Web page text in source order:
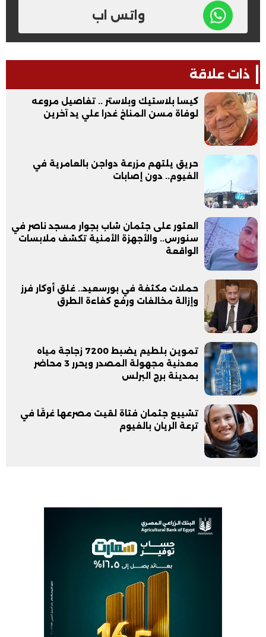
واتس اب
ذات علاقة
كيسا بلاستيك وبلاستر .. تفاصيل مروعه
لوفاة مسن المناخ غدرا علي يد آخرين
حريق يلتهم مزرعة دواجن بالعامرية في
الفيوم.. دون إصابات
العثور على جثمان شاب بجوار مسجد ناصر في
سنورس.. والأجهزة الأمنية تكشف ملابسات
الواقعة
حملات مكثفة في بورسعيد.. غلق أوكار فرز
وإزالة مخالفات ورفع كفاءة الطرق
تموين بلطيم يضبط 7200 زجاجة مياه
معدنية مجهولة المصدر ويحرر 3 محاضر
بمدينة برج البرلس
تشييع جثمان فتاة لقيت مصرعها غرقًا في
ترعة الريان بالفيوم